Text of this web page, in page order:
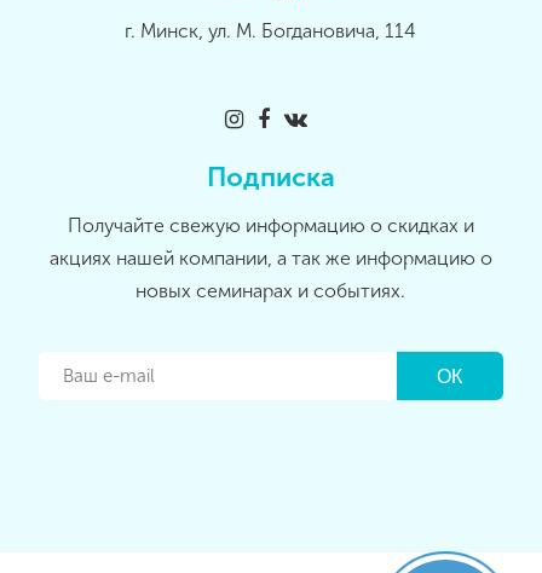
г. Минск, ул. М. Богдановича, 114
Подписка
Получайте свежую информацию о скидках и
акциях нашей компании, а так же информацию о
новых семинарах и событиях.